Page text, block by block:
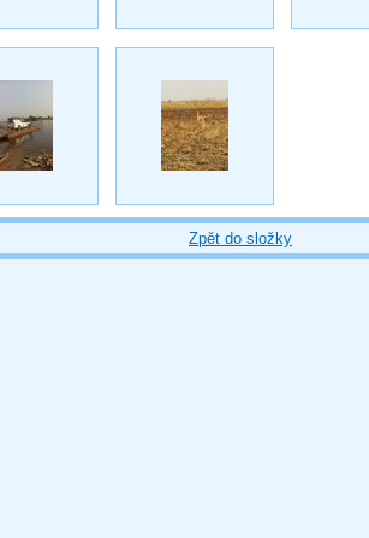
Zpět do složky